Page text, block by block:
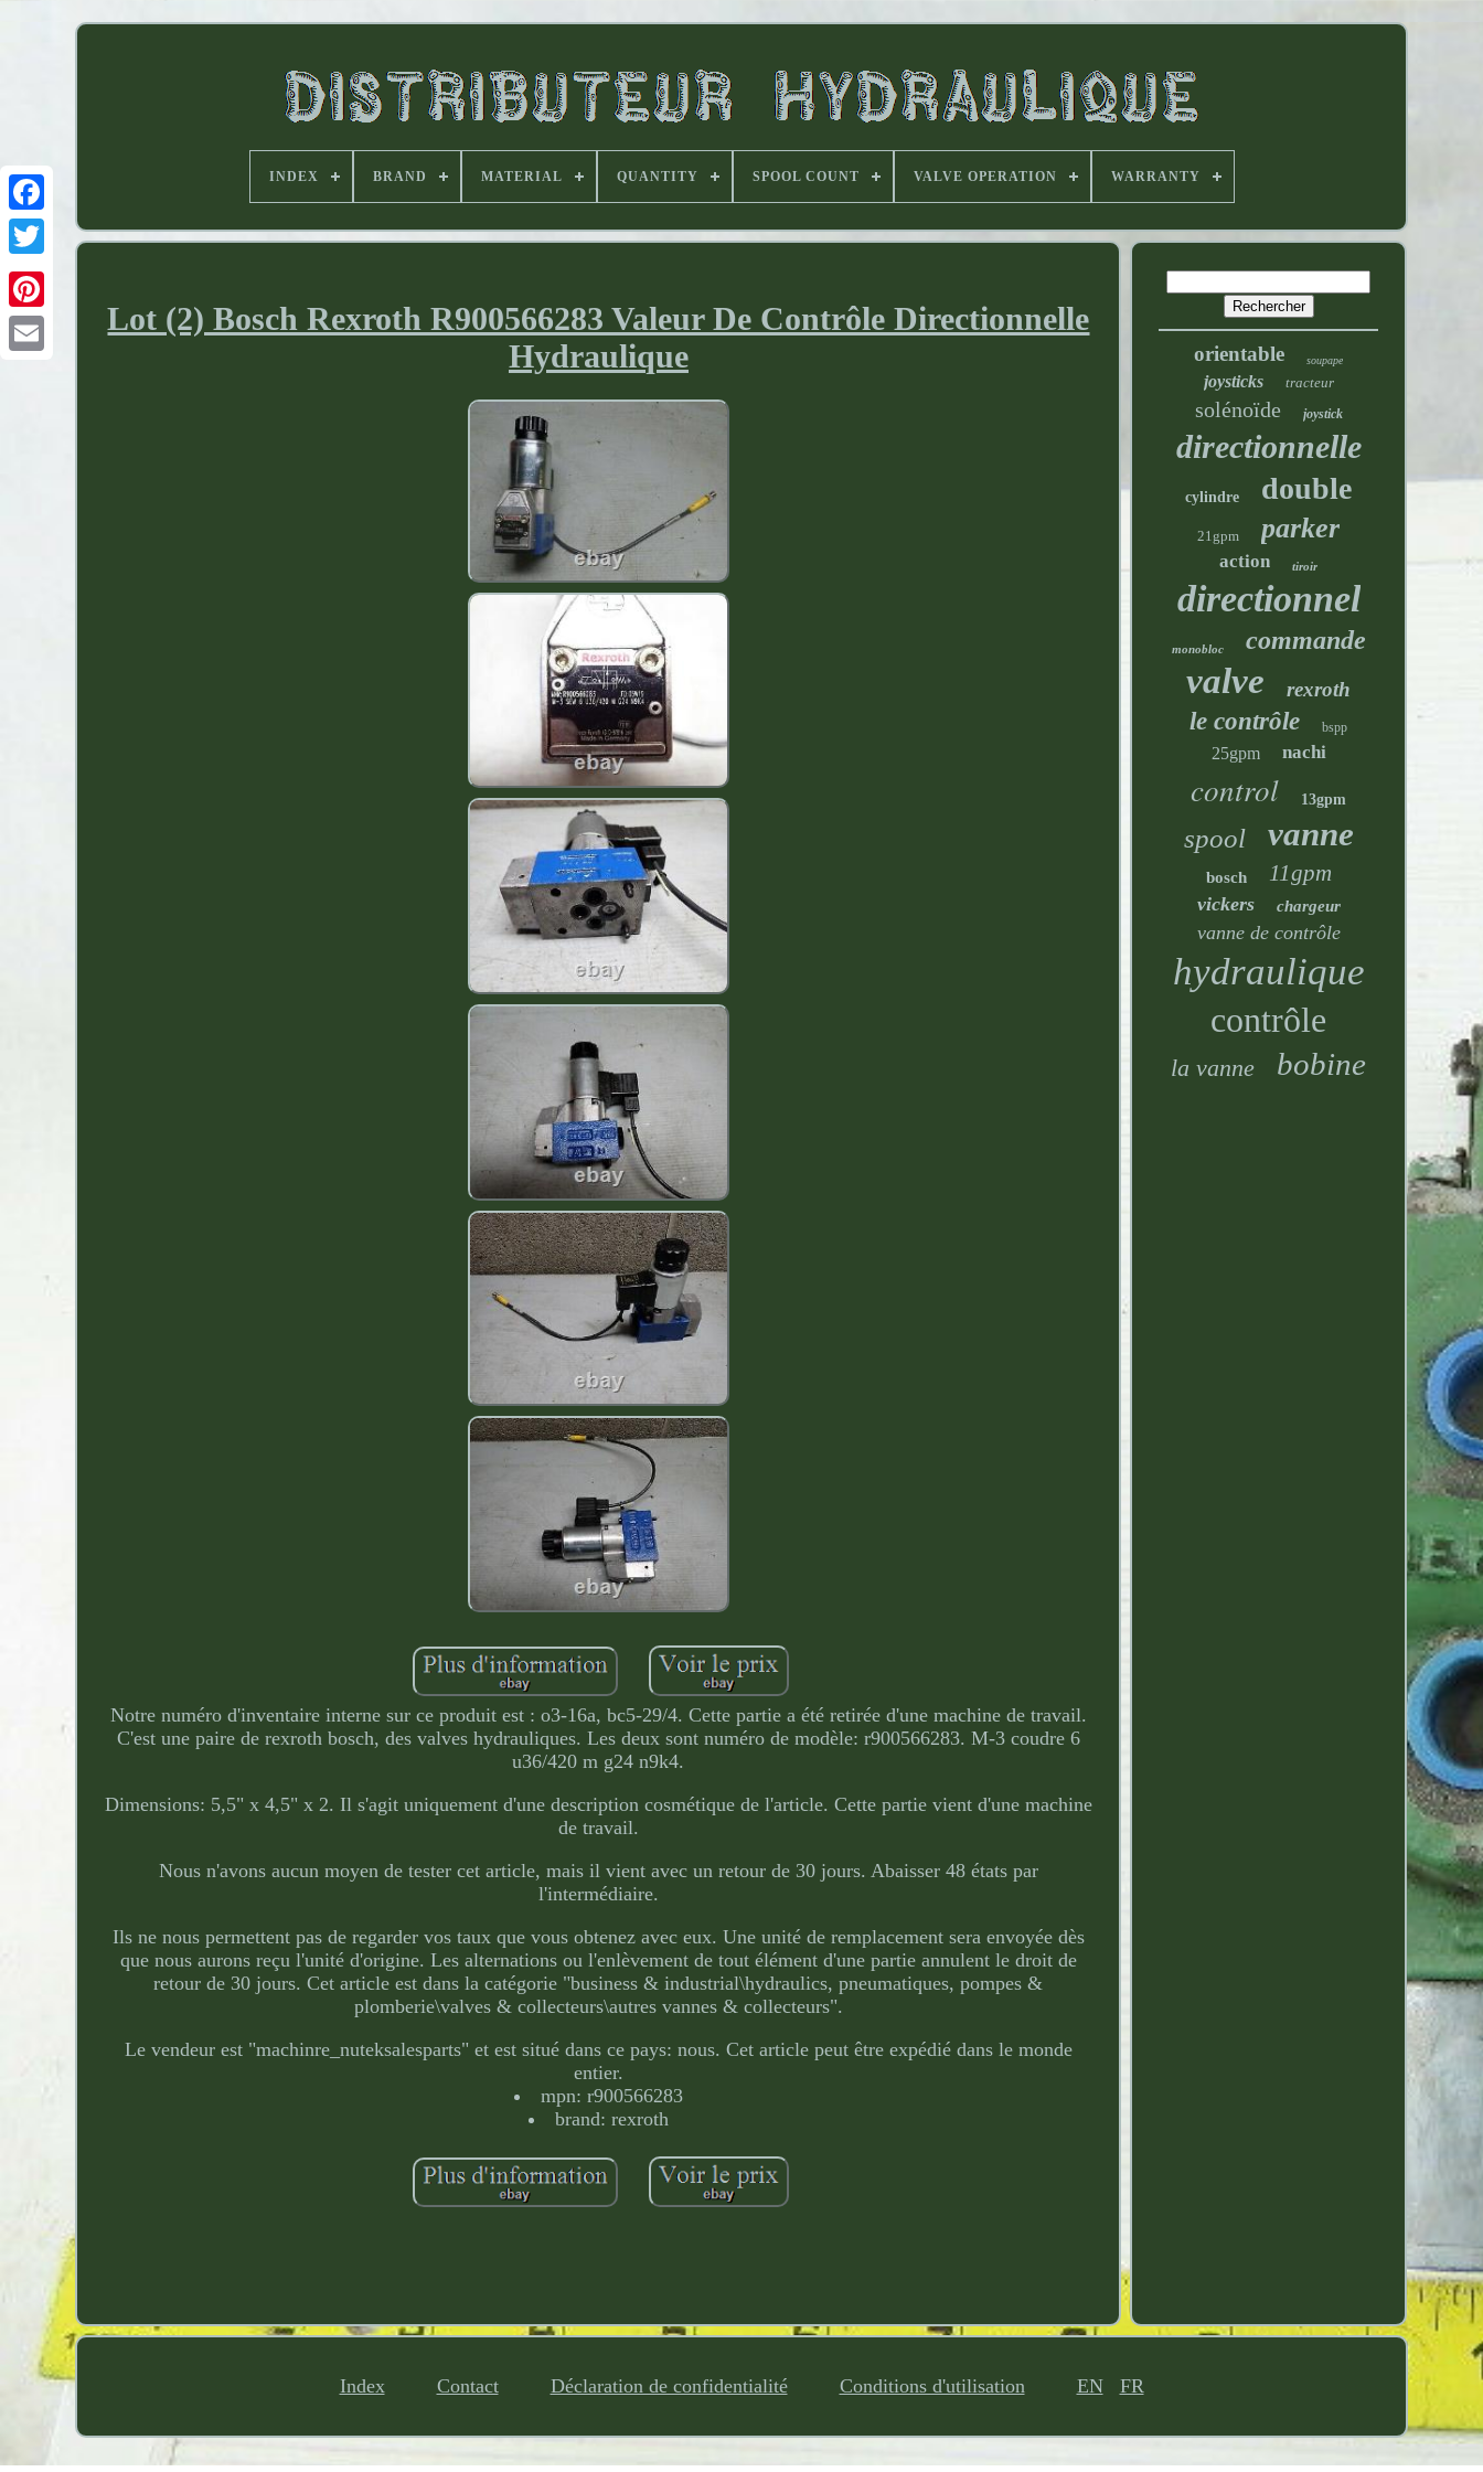
INDEX BRAND MATERIAL QUANTITY SPOOL COUNT VALVE OPERATION WARRANTY
Lot (2) Bosch Rexroth R900566283 Valeur De Contrôle Directionnelle
Hydraulique
Notre numéro d'inventaire interne sur ce produit est : o3-16a, bc5-29/4. Cette partie a été retirée d'une machine de travail.
C'est une paire de rexroth bosch, des valves hydrauliques. Les deux sont numéro de modèle: r900566283. M-3 coudre 6
u36/420 m g24 n9k4.
Dimensions: 5,5" x 4,5" x 2. Il s'agit uniquement d'une description cosmétique de l'article. Cette partie vient d'une machine
de travail.
Nous n'avons aucun moyen de tester cet article, mais il vient avec un retour de 30 jours. Abaisser 48 états par
l'intermédiaire.
Ils ne nous permettent pas de regarder vos taux que vous obtenez avec eux. Une unité de remplacement sera envoyée dès
que nous aurons reçu l'unité d'origine. Les alternations ou l'enlèvement de tout élément d'une partie annulent le droit de
retour de 30 jours. Cet article est dans la catégorie "business & industrial\hydraulics, pneumatiques, pompes &
plomberie\valves & collecteurs\autres vannes & collecteurs".
Le vendeur est "machinre_nuteksalesparts" et est situé dans ce pays: nous. Cet article peut être expédié dans le monde
entier.
mpn: r900566283
brand: rexroth
orientable soupape
joysticks tracteur
solénoïde joystick
directionnelle
cylindre double
21gpm parker
action tiroir
directionnel
monobloc commande
valve rexroth
le contrôle bspp
25gpm nachi
control 13gpm
spool vanne
bosch 11gpm
vickers chargeur
vanne de contrôle
hydraulique
contrôle
la vanne bobine
Index Contact Déclaration de confidentialité Conditions d'utilisation EN FR